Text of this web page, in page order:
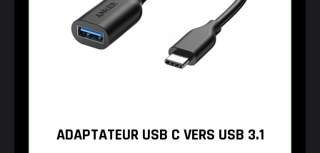
ADAPTATEUR USB C VERS USB 3.1